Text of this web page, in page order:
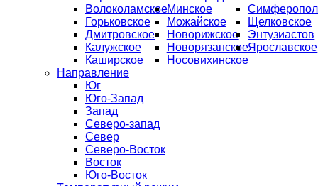
Волоколамское
Горьковское
Дмитровское
Калужское
Каширское
Минское
Можайское
Новорижское
Новорязанское
Носовихинское
Щелковское
Энтузиастов
Ярославское
Направление
Юг
Юго-Запад
Запад
Северо-запад
Север
Северо-Восток
Восток
Юго-Восток